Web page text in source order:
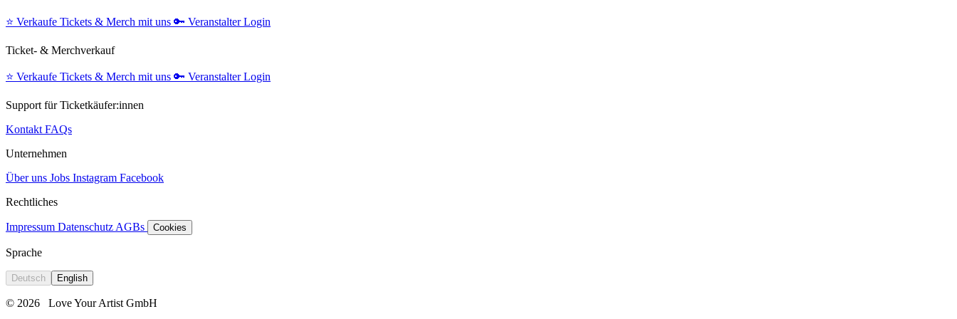
⭐️ Verkaufe Tickets & Merch mit uns 🔑 Veranstalter Login
Ticket- & Merchverkauf
⭐️ Verkaufe Tickets & Merch mit uns 🔑 Veranstalter Login
Support für Ticketkäufer:innen
Kontakt FAQs
Unternehmen
Über uns Jobs Instagram Facebook
Rechtliches
Impressum Datenschutz AGBs Cookies
Sprache
Deutsch English
© 2026 Love Your Artist GmbH